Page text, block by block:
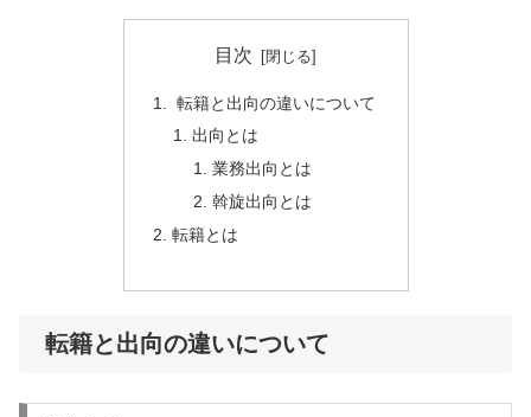
目次
転籍と出向の違いについて
出向とは
業務出向とは
斡旋出向とは
転籍とは
転籍と出向の違いについて